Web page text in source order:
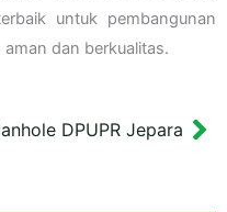
untuk pembangunan
dan berkualitas.
DPUPR Jepara